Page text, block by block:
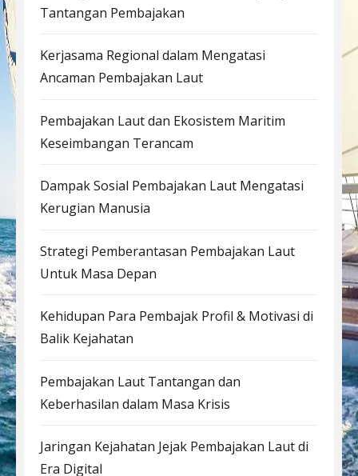
Tantangan Pembajakan
Kerjasama Regional dalam Mengatasi
Ancaman Pembajakan Laut
Pembajakan Laut dan Ekosistem Maritim
Keseimbangan Terancam
Dampak Sosial Pembajakan Laut Mengatasi
Kerugian Manusia
Strategi Pemberantasan Pembajakan Laut
Untuk Masa Depan
Kehidupan Para Pembajak Profil & Motivasi di
Balik Kejahatan
Pembajakan Laut Tantangan dan
Keberhasilan dalam Masa Krisis
Jaringan Kejahatan Jejak Pembajakan Laut di
Era Digital